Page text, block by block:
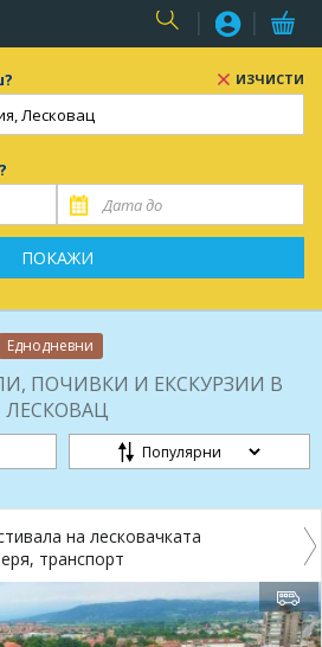
USERИЗЧИСТИ
ПОКАЖИ
Еднодневни
ПОЧИВКИ И ЕКСКУРЗИИ В
ЛЕСКОВАЦ
на лесковачката
транспорт